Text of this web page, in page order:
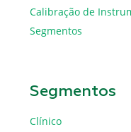
Calibração de
Segmentos
Segmentos
Clínico